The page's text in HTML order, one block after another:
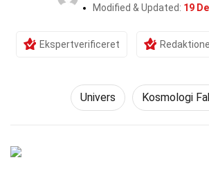
Modified & Updated: 19
Ekspertverificeret
Univers Kosmologi